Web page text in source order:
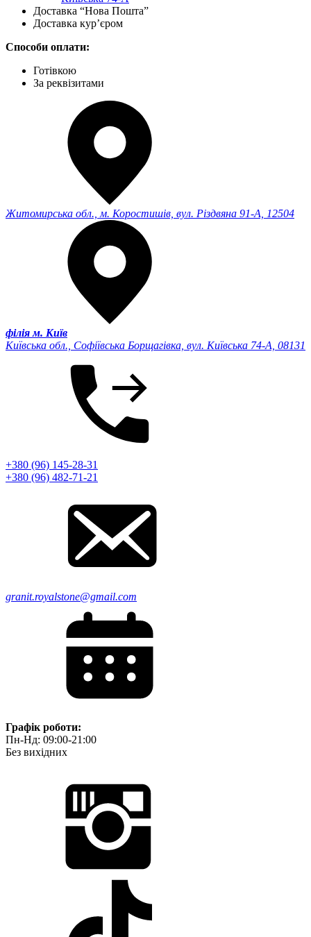
Доставка “Нова Пошта”
Доставка кур’єром
Способи оплати:
Готівкою
За реквізитами
Житомирська обл., м. Коростишів, вул. Різдвяна 91-А, 12504
філія м. Київ
Київська обл., Софіївська Борщагівка, вул. Київська 74-А, 08131
+380 (96) 145-28-31
+380 (96) 482-71-21
granit.royalstone@gmail.com
Графік роботи:
Пн-Нд: 09:00-21:00
Без вихідних